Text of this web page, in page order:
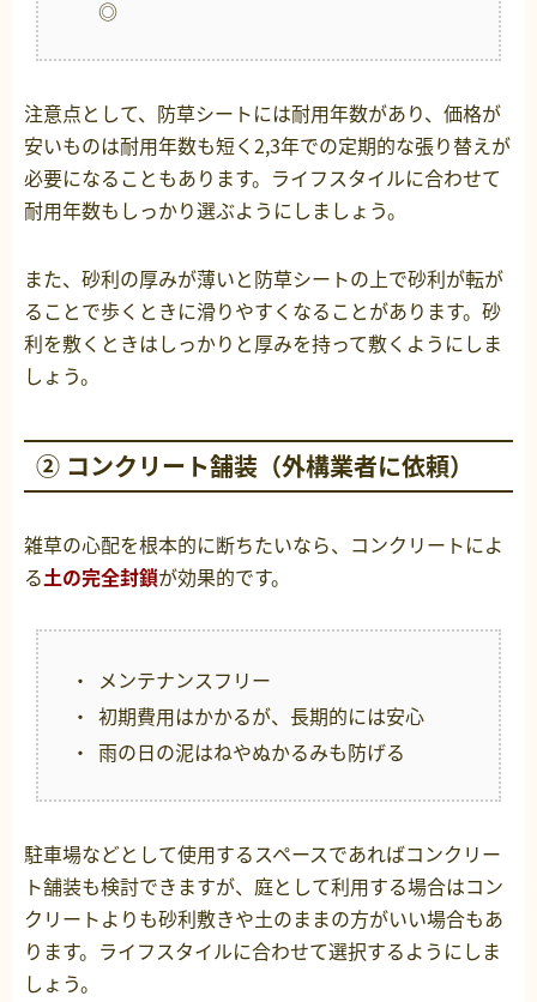
◎
注意点として、防草シートには耐用年数があり、価格が
安いものは耐用年数も短く2,3年での定期的な張り替えが
必要になることもあります。ライフスタイルに合わせて
耐用年数もしっかり選ぶようにしましょう。
また、砂利の厚みが薄いと防草シートの上で砂利が転が
ることで歩くときに滑りやすくなることがあります。砂
利を敷くときはしっかりと厚みを持って敷くようにしま
しょう。
② コンクリート舗装（外構業者に依頼）
雑草の心配を根本的に断ちたいなら、コンクリートによ
る土の完全封鎖が効果的です。
メンテナンスフリー
初期費用はかかるが、長期的には安心
雨の日の泥はねやぬかるみも防げる
駐車場などとして使用するスペースであればコンクリー
ト舗装も検討できますが、庭として利用する場合はコン
クリートよりも砂利敷きや土のままの方がいい場合もあ
ります。ライフスタイルに合わせて選択するようにしま
しょう。